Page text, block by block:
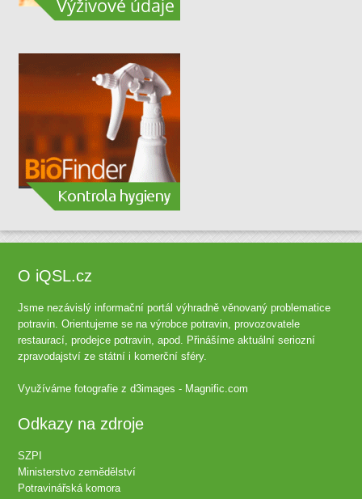
O iQSL.cz
Jsme nezávislý informační portál výhradně věnovaný problematice
potravin. Orientujeme se na výrobce potravin, provozovatele
restaurací, prodejce potravin, apod. Přinášíme aktuální seriozní
zpravodajství ze státní i komerční sféry.
Využíváme fotografie zd3images - Magnific.com
Odkazy na zdroje
SZPI
Ministerstvo zemědělství
Potravinářská komora